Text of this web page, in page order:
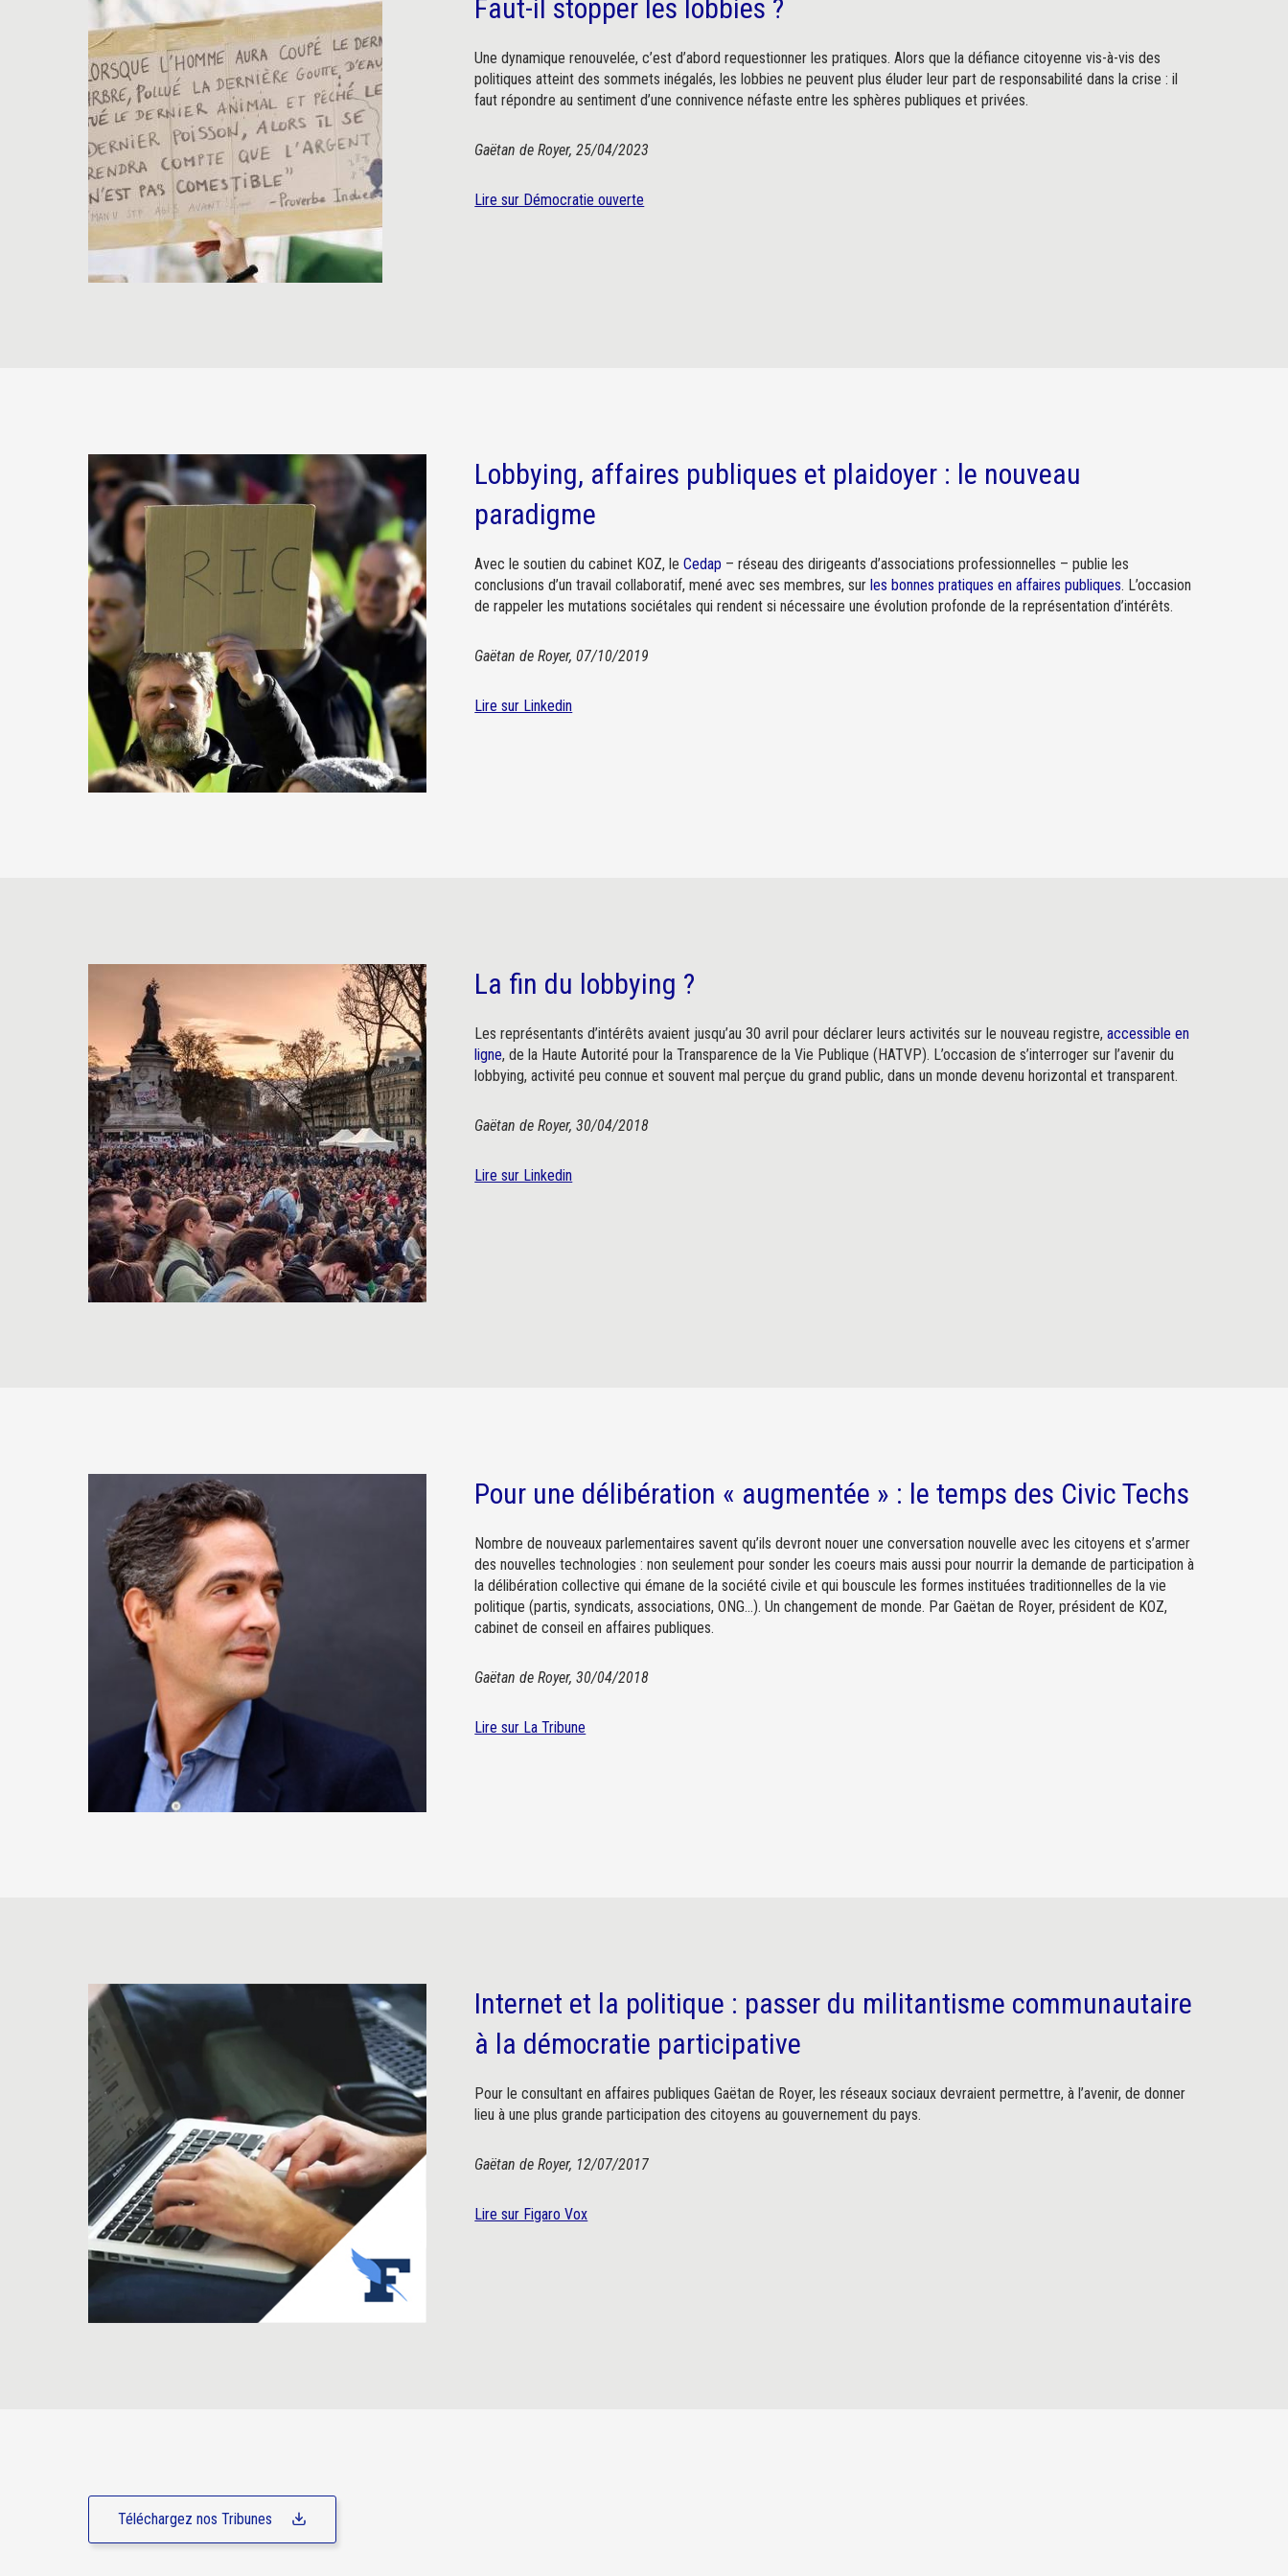
Faut-il stopper les lobbies ?
Une dynamique renouvelée, c’est d’abord requestionner les pratiques. Alors que la défiance citoyenne vis-à-vis des
politiques atteint des sommets inégalés, les lobbies ne peuvent plus éluder leur part de responsabilité dans la crise : il
faut répondre au sentiment d’une connivence néfaste entre les sphères publiques et privées.
Gaëtan de Royer, 25/04/2023
Lire sur Démocratie ouverte
Lobbying, affaires publiques et plaidoyer : le nouveau
paradigme
Avec le soutien du cabinet KOZ, leCedap – réseau des dirigeants d’associations professionnelles – publie les
conclusions d’un travail collaboratif, mené avec ses membres, surles bonnes pratiques en affaires publiques. L’occasion
de rappeler les mutations sociétales qui rendent si nécessaire une évolution profonde de la représentation d’intérêts.
Gaëtan de Royer, 07/10/2019
Lire sur Linkedin
La fin du lobbying ?
Les représentants d’intérêts avaient jusqu’au 30 avril pour déclarer leurs activités sur le nouveau registre,accessible en
ligne, de la Haute Autorité pour la Transparence de la Vie Publique (HATVP). L’occasion de s’interroger sur l’avenir du
lobbying, activité peu connue et souvent mal perçue du grand public, dans un monde devenu horizontal et transparent.
Gaëtan de Royer, 30/04/2018
Lire sur Linkedin
Pour une délibération « augmentée » : le temps des Civic Techs
Nombre de nouveaux parlementaires savent qu’ils devront nouer une conversation nouvelle avec les citoyens et s’armer
des nouvelles technologies : non seulement pour sonder les coeurs mais aussi pour nourrir la demande de participation à
la délibération collective qui émane de la société civile et qui bouscule les formes instituées traditionnelles de la vie
politique (partis, syndicats, associations, ONG…). Un changement de monde. Par Gaëtan de Royer, président de KOZ,
cabinet de conseil en affaires publiques.
Gaëtan de Royer, 30/04/2018
Lire sur La Tribune
Internet et la politique : passer du militantisme communautaire
à la démocratie participative
Pour le consultant en affaires publiques Gaëtan de Royer, les réseaux sociaux devraient permettre, à l’avenir, de donner
lieu à une plus grande participation des citoyens au gouvernement du pays.
Gaëtan de Royer, 12/07/2017
Lire sur Figaro Vox
Téléchargez nos Tribunes